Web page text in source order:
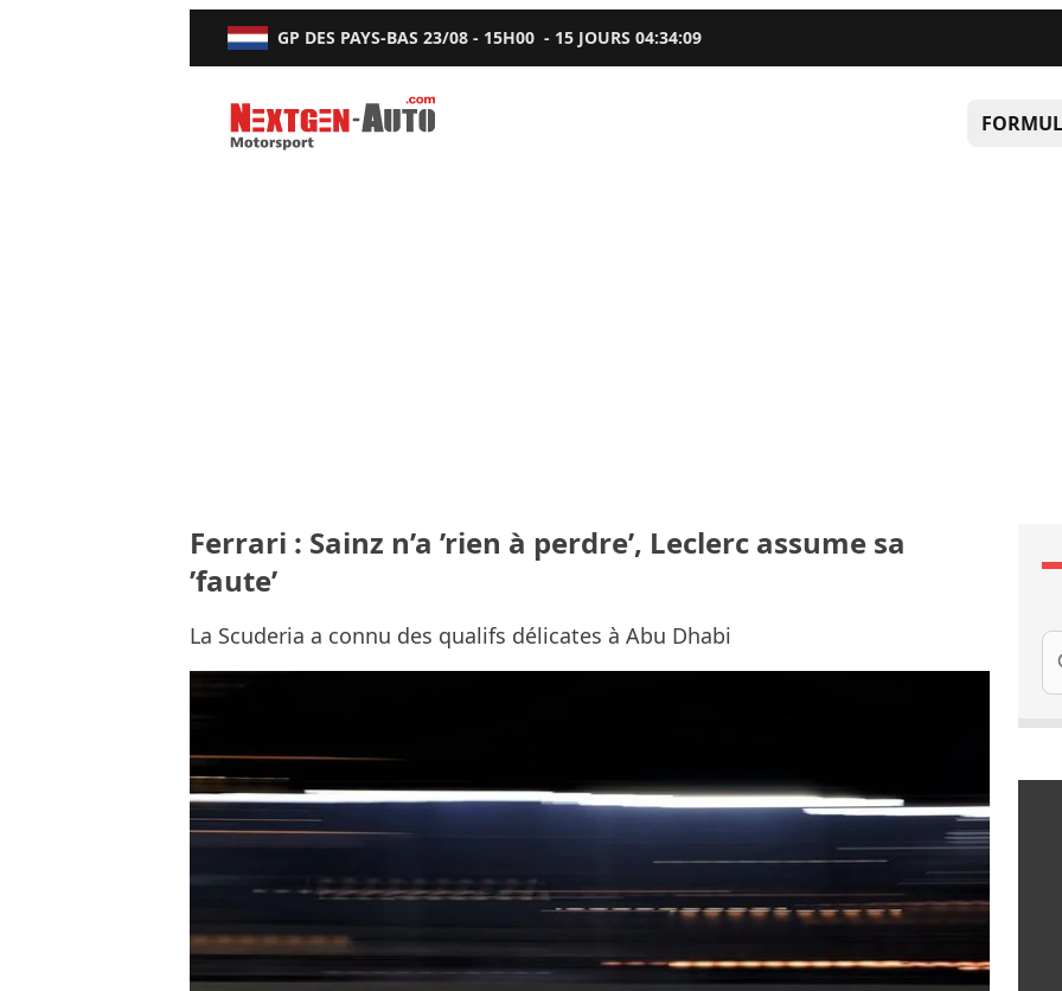
GP DES PAYS-BAS 23/08 - 15H00 - 15 JOURS04:34:08
Nextgen-Auto.com
Ferrari : Sainz n’a ’rien à perdre’, Leclerc assume sa
’faute’
La Scuderia a connu des qualifs délicates à Abu Dhabi